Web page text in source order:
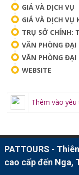
GIÁ VÀ DỊCH VỤ
GIÁ VÀ DỊCH VỤ
TRỤ SỞ CHÍNH:
VĂN PHÒNG
VĂN PHÒNG ĐẠI
WEBSITE
Thêm vào yêu
PATTOURS -
cao cấp đến Nga,